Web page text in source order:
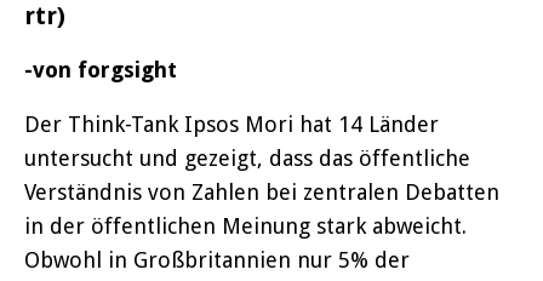
rtr)
-von forgsight
Der Think-Tank Ipsos Mori hat 14 Länder
untersucht und gezeigt, dass das öffentliche
Verständnis von Zahlen bei zentralen Debatten
in der öffentlichen Meinung stark abweicht.
Obwohl in Großbritannien nur 5% der